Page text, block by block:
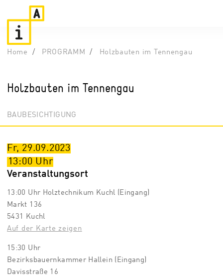
Home PROGRAMM Holzbauten im Tennengau
Holzbauten im Tennengau
BAUBESICHTIGUNG
Fr, 29.09.2023
13:00 Uhr
Veranstaltungsort
13:00 Uhr Holztechnikum Kuchl (Eingang)
Markt 136
5431 Kuchl
Auf der Karte zeigen
15:30 Uhr
Bezirksbauernkammer Hallein (Eingang)
Davisstraße 16